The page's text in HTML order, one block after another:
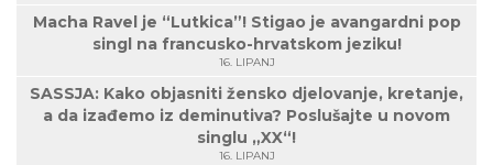
Macha Ravel je “Lutkica”! Stigao je avangardni pop
singl na francusko-hrvatskom jeziku!
16. LIPANJ
SASSJA: Kako objasniti žensko djelovanje, kretanje,
a da izađemo iz deminutiva? Poslušajte u novom
singlu „XX“!
16. LIPANJ